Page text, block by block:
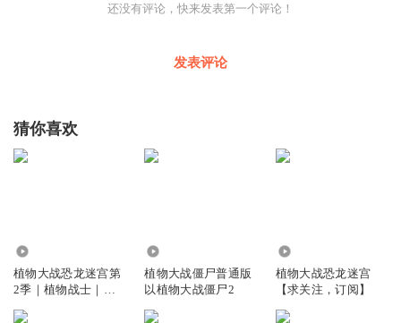
还没有评论，快来发表第一个评论！
发表评论
猜你喜欢
植物大战恐龙迷宫第
2季｜植物战士｜邪
植物大战僵尸普通版
以植物大战僵尸2
植物大战恐龙迷宫
【求关注，订阅】